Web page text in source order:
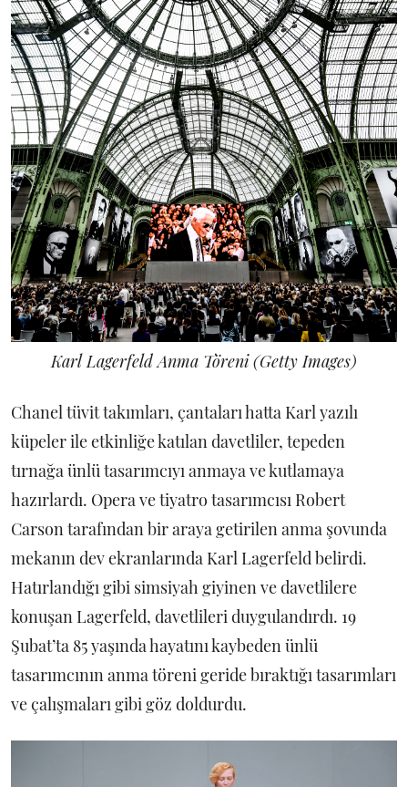
Karl Lagerfeld Anma Töreni (Getty Images)
Chanel tüvit takımları, çantaları hatta Karl yazılı
küpeler ile etkinliğe katılan davetliler, tepeden
tırnağa ünlü tasarımcıyı anmaya ve kutlamaya
hazırlardı. Opera ve tiyatro tasarımcısı Robert
Carson tarafından bir araya getirilen anma şovunda
mekanın dev ekranlarında Karl Lagerfeld belirdi.
Hatırlandığı gibi simsiyah giyinen ve davetlilere
konuşan Lagerfeld, davetlileri duygulandırdı. 19
Şubat’ta 85 yaşında hayatını kaybeden ünlü
tasarımcının anma töreni geride bıraktığı tasarımları
ve çalışmaları gibi göz doldurdu.